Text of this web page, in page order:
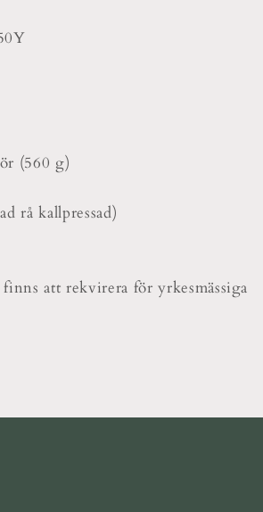
(560 g)
rå kallpressad)
finns att rekvirera för yrkesmässiga